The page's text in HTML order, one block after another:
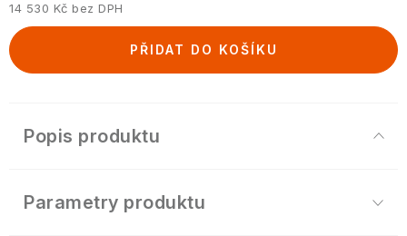
14 530 Kč bez DPH
Měrná cena:
PŘIDAT DO KOŠÍKU
Popis produktu
Parametry produktu